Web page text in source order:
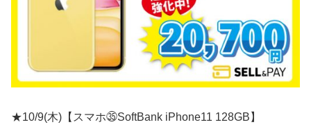
★10/9(木)【スマホ㉟SoftBank iPhone11 128GB】